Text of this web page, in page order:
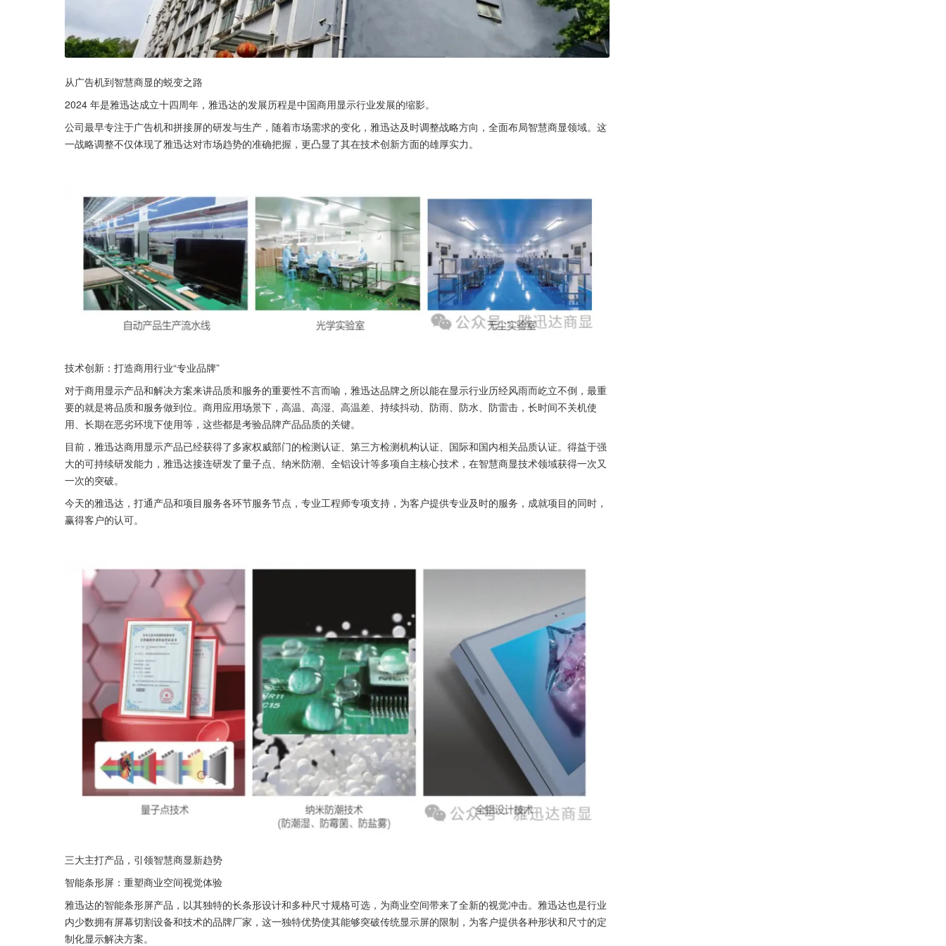
从广告机到智慧商显的蜕变之路
2024 年是雅迅达成立十四周年，雅迅达的发展历程是中国商用显示行业发展的缩影。
公司最早专注于广告机和拼接屏的研发与生产，随着市场需求的变化，雅迅达及时调整战略方向，全面布局智慧商显领域。这
一战略调整不仅体现了雅迅达对市场趋势的准确把握，更凸显了其在技术创新方面的雄厚实力。
技术创新：打造商用行业“专业品牌”
对于商用显示产品和解决方案来讲品质和服务的重要性不言而喻，雅迅达品牌之所以能在显示行业历经风雨而屹立不倒，最重
要的就是将品质和服务做到位。商用应用场景下，高温、高湿、高温差、持续抖动、防雨、防水、防雷击，长时间不关机使
用、长期在恶劣环境下使用等，这些都是考验品牌产品品质的关键。
目前，雅迅达商用显示产品已经获得了多家权威部门的检测认证、第三方检测机构认证、国际和国内相关品质认证。得益于强
大的可持续研发能力，雅迅达接连研发了量子点、纳米防潮、全铝设计等多项自主核心技术，在智慧商显技术领域获得一次又
一次的突破。
今天的雅迅达，打通产品和项目服务各环节服务节点，专业工程师专项支持，为客户提供专业及时的服务，成就项目的同时，
赢得客户的认可。
三大主打产品，引领智慧商显新趋势
智能条形屏：重塑商业空间视觉体验
雅迅达的智能条形屏产品，以其独特的长条形设计和多种尺寸规格可选，为商业空间带来了全新的视觉冲击。雅迅达也是行业
内少数拥有屏幕切割设备和技术的品牌厂家，这一独特优势使其能够突破传统显示屏的限制，为客户提供各种形状和尺寸的定
制化显示解决方案。